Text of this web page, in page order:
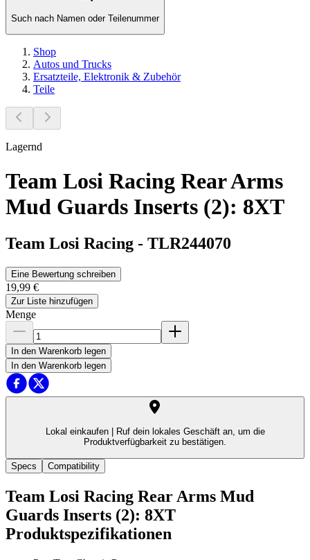
Such nach Namen oder Teilenummer
Shop
Autos und Trucks
Ersatzteile, Elektronik & Zubehör
Teile
Lagernd
Team Losi Racing Rear Arms
Mud Guards Inserts (2): 8XT
Team Losi Racing - TLR244070
Eine Bewertung schreiben
19,99 €
Zur Liste hinzufügen
Menge
In den Warenkorb legen
In den Warenkorb legen
Lokal einkaufen |
Ruf dein lokales Geschäft an, um die
Produktverfügbarkeit zu bestätigen.
Specs Compatibility
Team Losi Racing Rear Arms Mud
Guards Inserts (2): 8XT
Produktspezifikationen